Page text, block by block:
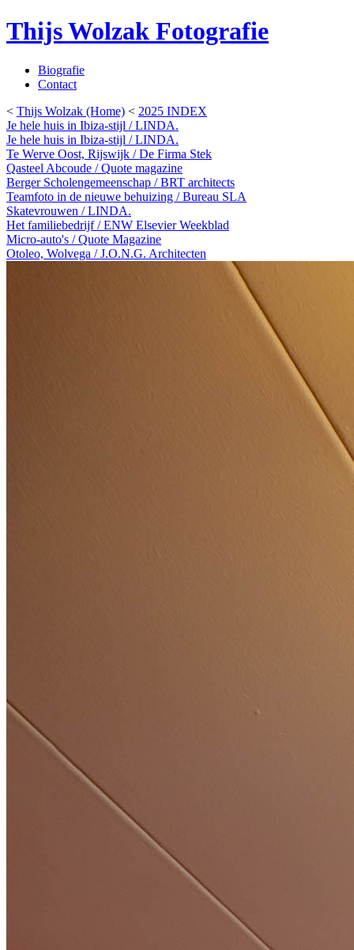
Thijs Wolzak Fotografie
Biografie
Contact
< Thijs Wolzak (Home) < 2025 INDEX
Je hele huis in Ibiza-stijl / LINDA.
Je hele huis in Ibiza-stijl / LINDA.
Te Werve Oost, Rijswijk / De Firma Stek
Qasteel Abcoude / Quote magazine
Berger Scholengemeenschap / BRT architects
Teamfoto in de nieuwe behuizing / Bureau SLA
Skatevrouwen / LINDA.
Het familiebedrijf / ENW Elsevier Weekblad
Micro-auto's / Quote Magazine
Otoleo, Wolvega / J.O.N.G. Architecten